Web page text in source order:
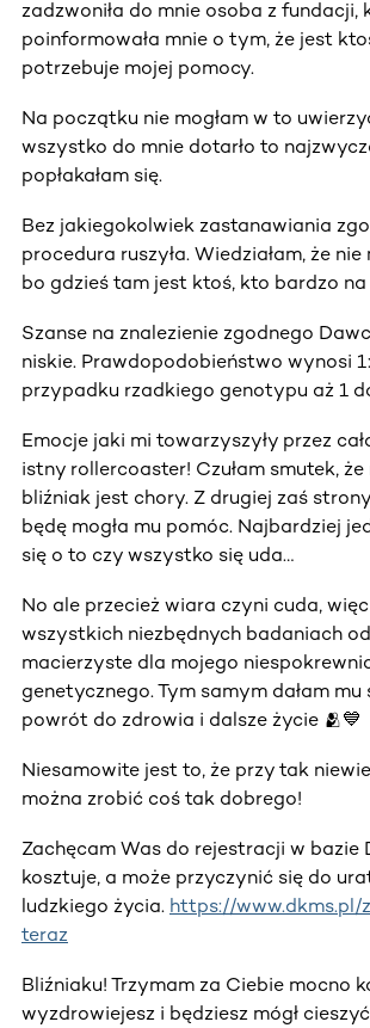
zadzwoniła do mnie osoba z fundacji,
poinformowała mnie o tym, że jest
potrzebuje mojej pomocy.
Na początku nie mogłam w to
wszystko do mnie dotarło to
popłakałam się.
Bez jakiegokolwiek zastanawiania
procedura ruszyła. Wiedziałam, że
bo gdzieś tam jest ktoś, kto bardzo na
Szanse na znalezienie zgodnego
niskie. Prawdopodobieństwo wynosi
przypadku rzadkiego genotypu aż 1
Emocje jaki mi towarzyszyły przez
istny rollercoaster! Czułam smutek,
bliźniak jest chory. Z drugiej zaś
będę mogła mu pomóc. Najbardziej
się o to czy wszystko się uda…
No ale przecież wiara czyni cuda, więc
wszystkich niezbędnych badaniach
macierzyste dla mojego
genetycznego. Tym samym dałam mu
powrót do zdrowia i dalsze życie 🫂💙
Niesamowite jest to, że przy tak
można zrobić coś tak dobrego!
Zachęcam Was do rejestracji w bazie
kosztuje, a może przyczynić się do
ludzkiego życia. https://
teraz
Bliźniaku! Trzymam za Ciebie mocno
wyzdrowiejesz i będziesz mógł